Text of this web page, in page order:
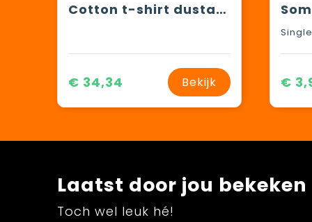
Cotton t-shirt dustan river
€ 34,34 Bekijk €
Laatst door jou bekeken
Toch wel leuk hé!